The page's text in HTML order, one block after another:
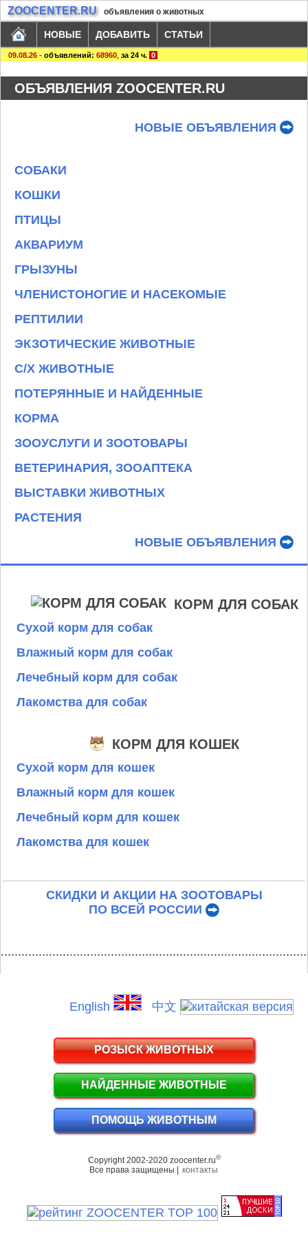
ZOOCENTER.RU объявления о животных
НОВЫЕ ДОБАВИТЬ СТАТЬИ
09.08.26 - объявлений: 68960 за 24 ч. 0
ОБЪЯВЛЕНИЯ ZOOCENTER.RU
НОВЫЕ ОБЪЯВЛЕНИЯ
СОБАКИ
КОШКИ
ПТИЦЫ
АКВАРИУМ
ГРЫЗУНЫ
ЧЛЕНИСТОНОГИЕ И НАСЕКОМЫЕ
РЕПТИЛИИ
ЭКЗОТИЧЕСКИЕ ЖИВОТНЫЕ
С/Х ЖИВОТНЫЕ
ПОТЕРЯННЫЕ И НАЙДЕННЫЕ
КОРМА
ЗООУСЛУГИ И ЗООТОВАРЫ
ВЕТЕРИНАРИЯ, ЗООАПТЕКА
ВЫСТАВКИ ЖИВОТНЫХ
РАСТЕНИЯ
НОВЫЕ ОБЪЯВЛЕНИЯ
КОРМ ДЛЯ СОБАК
Сухой корм для собак
Влажный корм для собак
Лечебный корм для собак
Лакомства для собак
КОРМ ДЛЯ КОШЕК
Сухой корм для кошек
Влажный корм для кошек
Лечебный корм для кошек
Лакомства для кошек
СКИДКИ И АКЦИИ НА ЗООТОВАРЫ
ПО ВСЕЙ РОССИИ
English 中文
РОЗЫСК ЖИВОТНЫХ
НАЙДЕННЫЕ ЖИВОТНЫЕ
ПОМОЩЬ ЖИВОТНЫМ
Copyright 2002-2020 zoocenter.ru©
Все права защищены | контакты